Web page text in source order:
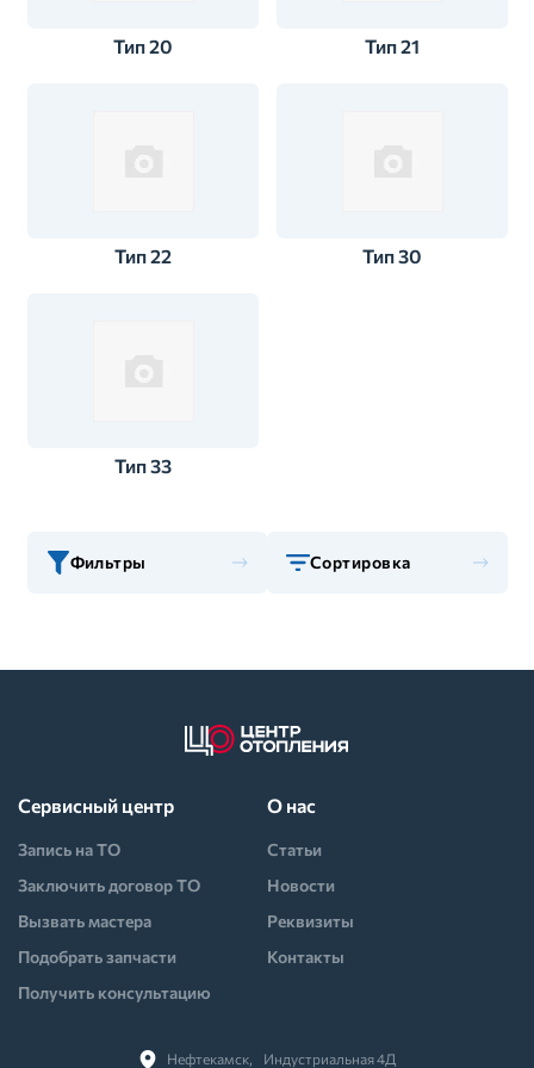
Тип 20 Тип 21
Тип 22 Тип 30
Тип 33
Фильтры Сортировка
Нефтекамск,⠀Индустриальная 4Д
Сервисный центр
Запись на ТО
Заключить договор ТО
Вызвать мастера
Подобрать запчасти
Получить консультацию
О нас
Статьи
Новости
Реквизиты
Контакты